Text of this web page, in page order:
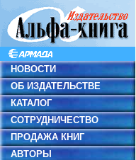
НОВОСТИ
ОБ ИЗДАТЕЛЬСТВЕ
КАТАЛОГ
СОТРУДНИЧЕСТВО
ПРОДАЖА КНИГ
АВТОРЫ